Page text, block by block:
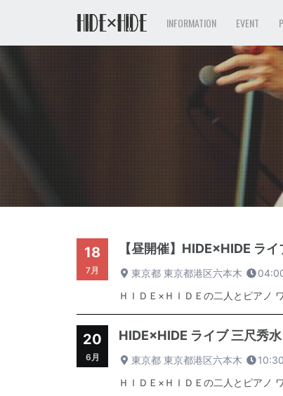
INFORMATION EVENT
18
7月
【昼開催】HIDE×HIDE ラ
東京都 東京都港区六本木
ＨＩＤＥ×ＨＩＤＥの二人とピアノ
20
6月
HIDE×HIDE ライブ 三尺
東京都 東京都港区六本木
ＨＩＤＥ×ＨＩＤＥの二人とピアノ